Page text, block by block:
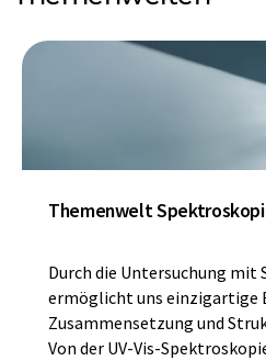
Themenwelt
Durch die Untersuchung mit
ermöglicht uns einzigartige
Zusammensetzung und
Von der UV-Vis-